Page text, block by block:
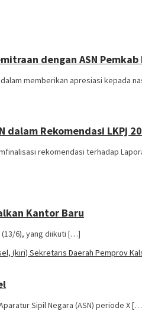
dengan ASN Pemkab
memberikan apresiasi kepada
dalam Rekomendasi LKPj
rekomendasi terhadap
Kantor Baru
(13/6), yang diikuti […]
Sipil Negara (ASN) periode X